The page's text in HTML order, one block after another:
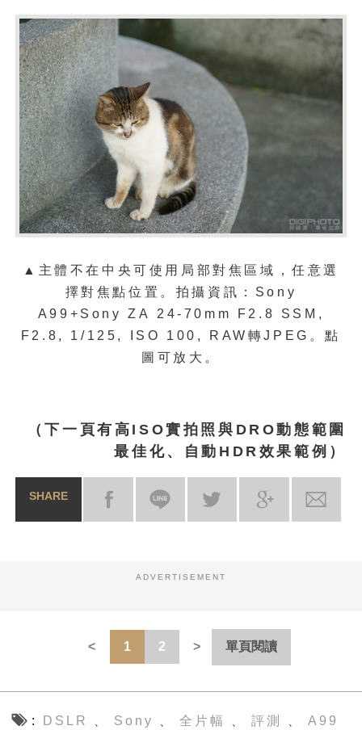
▲主體不在中央可使用局部對焦區域，任意選
擇對焦點位置 。拍攝資訊：Sony
A99+Sony ZA 24-70mm F2.8 SSM,
F2.8, 1/125, ISO 100, RAW轉JPEG。點
圖可放大。
（下一頁有 高ISO實拍照與 DRO動態範圍
最佳化、自動HDR效果範例）
SHARE
ADVERTISEMENT
1 2 單頁閱讀
DSLR Sony 全片幅 評測 A99